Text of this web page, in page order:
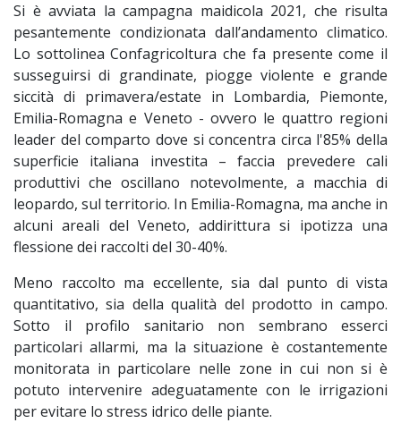
Si è avviata la campagna maidicola 2021, che risulta
pesantemente condizionata dall’andamento climatico.
Lo sottolinea Confagricoltura che fa presente come il
susseguirsi di grandinate, piogge violente e grande
siccità di primavera/estate in Lombardia, Piemonte,
Emilia-Romagna e Veneto - ovvero le quattro regioni
leader del comparto dove si concentra circa l'85% della
superficie italiana investita – faccia prevedere cali
produttivi che oscillano notevolmente, a macchia di
leopardo, sul territorio. In Emilia-Romagna, ma anche in
alcuni areali del Veneto, addirittura si ipotizza una
flessione dei raccolti del 30-40%.
Meno raccolto ma eccellente, sia dal punto di vista
quantitativo, sia della qualità del prodotto in campo.
Sotto il profilo sanitario non sembrano esserci
particolari allarmi, ma la situazione è costantemente
monitorata in particolare nelle zone in cui non si è
potuto intervenire adeguatamente con le irrigazioni
per evitare lo stress idrico delle piante.